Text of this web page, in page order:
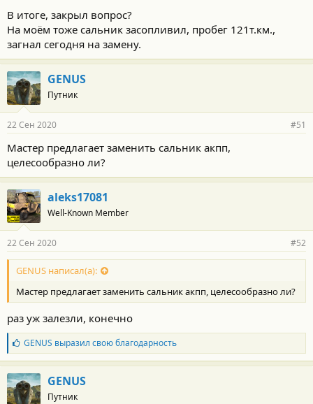
В итоге, закрыл вопрос?
На моём тоже сальник засопливил, пробег 121т.км.,
загнал сегодня на замену.
GENUS
Путник
22 Сен 2020 #51
Мастер предлагает заменить сальник акпп,
целесообразно ли?
aleks17081
Well-Known Member
22 Сен 2020 #52
GENUS написал(а):
Мастер предлагает заменить сальник акпп, целесообразно ли?
раз уж залезли, конечно
Б
л
а
г
о
д
GENUS выразил свою благодарность
GENUS
Путник